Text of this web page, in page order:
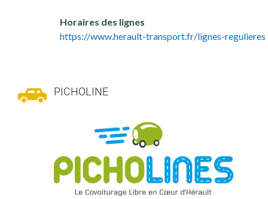
Horaires des lignes
https://www.herault-transport.fr/lignes-regulieres
PICHOLINE